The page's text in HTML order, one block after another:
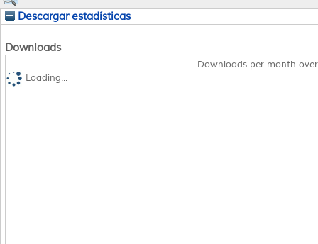
Descargar estadísticas
Downloads
Downloads per month
Loading...